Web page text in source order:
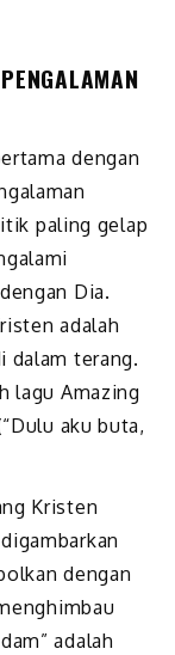
dengan
paling gelap
Dia.
adalah
dalam terang.
lagu Amazing
aku buta,
Kristen
dengan
adalah